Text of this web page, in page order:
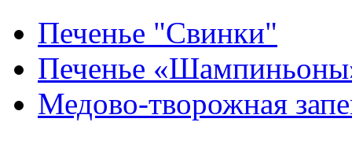
Печенье "Свинки"
Печенье
Медово-творожная